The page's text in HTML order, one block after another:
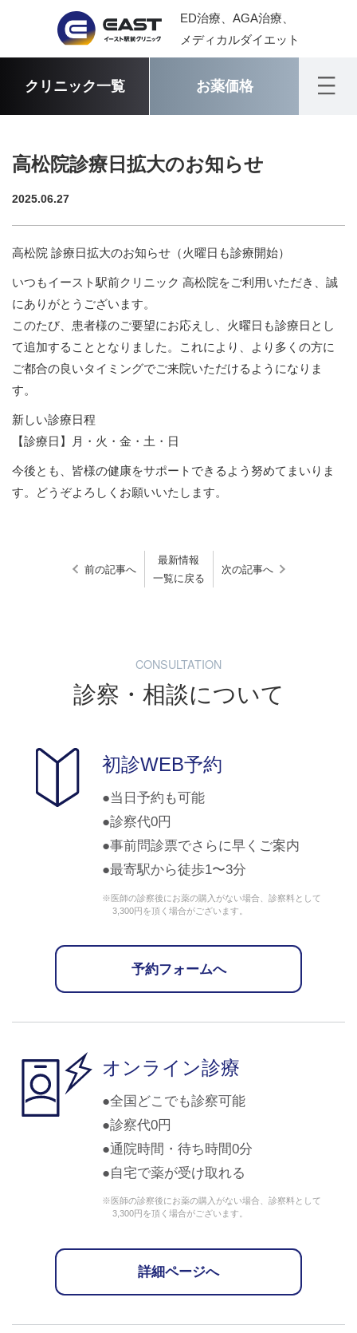
ED治療、AGA治療、
メディカルダイエット
クリニック一覧 お薬価格
高松院診療日拡大のお知らせ
2025.06.27
高松院 診療日拡大のお知らせ（火曜日も診療開始）
いつもイースト駅前クリニック 高松院をご利用いただき、誠
にありがとうございます。
このたび、患者様のご要望にお応えし、火曜日も診療日とし
て追加することとなりました。これにより、より多くの方に
ご都合の良いタイミングでご来院いただけるようになりま
す。
新しい診療日程
【診療日】月・火・金・土・日
今後とも、皆様の健康をサポートできるよう努めてまいりま
す。どうぞよろしくお願いいたします。
前の記事へ
最新情報
一覧に戻る
次の記事へ
CONSULTATION
診察・相談について
初診WEB予約
当日予約も可能
診察代0円
事前問診票でさらに早くご案内
最寄駅から徒歩1〜3分
※医師の診察後にお薬の購入がない場合、診察料として
3,300円を頂く場合がございます。
予約フォームへ
オンライン診療
全国どこでも診察可能
診察代0円
通院時間・待ち時間0分
自宅で薬が受け取れる
※医師の診察後にお薬の購入がない場合、診察料として
3,300円を頂く場合がございます。
詳細ページへ